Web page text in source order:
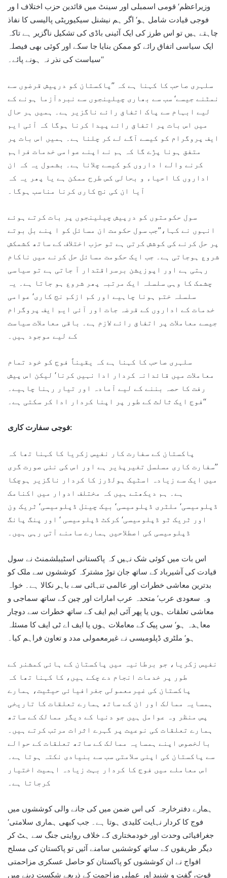
وزیراعظم‘ قومی اسمبلی اور سینٹ میں قائدین حزب اختلاف ا ور
فوجی قیادت شامل ہو‘ اگر ہم نیشنل سیکیوریٹی پالیسی کا نفاذ
چاہتے ہیں تو اس طرز کی ایک آئینی باڈی کی تشکیل ناگزیر ہے تاکہ
ایک سیاسی اتفاق رائے کو ممکن بنایا جا سکے اور کوئی بھی فیصلہ
سیاست کی نذر نہ ہونے پائے۔‘‘
سلہری صاحب کا کہنا ہے کہ ’’پاکستان کو درپیش قرضوں سے
نمٹنے جیسے‘ سب سے بھاری چیلینجوں سے نبردآزما ہونے کے
لیے ابہام سے پاک اتفاق رائے ناگزیر ہے۔ ہمیں ہر حال
میں اس بات پر اتفاق رائے پیدا کرنا ہوگا کہ آئی ایم
ایف پروگرام کو کیسے آگے لے کر چلنا ہے۔ ہمیں اس بات پر
متفق ہونا پڑے گا کہ ہم نے اپنے عوامی خدمات فراہم
کرنے والے ا داروں کو کیسے چلانا ہے۔ بشمول یہ کہ ان
اداروں کا احیاء و بحالی کس طرح ممکن ہے یا پھر یہ کہ
آیا ان کی نج کاری کرنا مناسب ہوگا۔
سول حکومتوں کو درپیش چیلینجوں پر بات کرتے ہوئے
انہوں نے کہا،’’جب سول حکومت ان مسائل کو ا پنے بل بوتے
پر حل کرنے کی کوشش کرتی ہے تو حزب اختلاف کے ساتھ کشمکش
شروع ہوجاتی ہے۔ جب ایک حکومت مسائل حل کرنے میں ناکام
رہتی ہے اور اپوزیشن برسراقتدار آ جاتی ہے تو سیاسی
چشمک کا وہی سلسلہ ایک مرتبہ پھر شروع ہو جاتا ہے۔ یہ
سلسلہ ختم ہونا چاہیے اور کم ازکم نج کاری‘ عوامی
خدمات کے اداروں کے قرضہ جات اور آئی ایم ایف پروگرام
جیسے معاملات پر اتفاق رائے لازم ہے۔ باقی معاملات سیاست
کے لیے موجود ہیں۔
سلہری صاحب کا کہنا ہے کہ یقیناً فوج کو خود تمام
معاملات میں قائدانہ کردار ادا نہیں کرنا‘ لیکن اس پیش
رفت کا حصہ بننے کے لیے آمادہ اور تیار رہنا چاہیے۔
فوج ایک ثالث کے طور پر اپنا کردار ادا کر سکتی ہے۔‘‘
فوجی سفارت کاری:
پاکستان کے سفارت کار نفیس زکریا کا کہنا تھا کہ
’’سفارت کاری مسلسل تغیرپذیر ہے اور اس کی نئی صورت گری
میں ایک سے زیادہ اسٹیک ہولڈرز کا کردار ناگزیر ہوچکا
ہے۔ ہم دیکھتے ہیں کہ مختلف ادوار میں اکنامک
ڈپلومیسی‘ ملٹری ڈپلومیسی‘ بیک چینل ڈپلومیسی‘ ٹریک ون
اور ٹریک ٹو ڈپلومیسی‘ کرکٹ ڈپلومیسی ‘ اور پنگ پانگ
ڈپلومیسی کی اصطلاحیں ہمارے سامنے آتی رہی ہیں۔
اس بات میں کوئی شک نہیں کہ پاکستانی اسٹیبلشمنٹ نے سول
قیادت کی آشیرباد کے ساتھ جان توڑ مشترکہ کوششوں سے ملک کو
بدترین معاشی خطرات اور عالمی تنہائی سے باہر نکالا ہے۔ خواہ
وہ سعودی عرب‘ متحدہ عرب امارات اور چین کے ساتھ سماجی و
معاشی تعلقات ہوں یا پھر آئی ایم ایف کے ساتھ خطرات سے دوچار
معاہدہ ہو‘ سی پیک کے معاملات ہوں یا ایف اے ٹی ایف کا مسئلہ
ہو‘ ملٹری ڈپلومیسی نے غیرمعمولی مدد و تعاون فراہم کیا۔
نفیس زکریا، جو برطانیہ میں پاکستان کے ہائی کمشنر کے
طور پر خدمات انجام دے چکے ہیں، کا کہنا تھا کہ
پاکستان کی غیرمعمولی جغرافیائی حیثیت، ہمارے
ہمسایہ ممالک اور ان کے ساتھ ہمارے تعلقات کا تاریخی
پس منظر وہ عوامل ہیں جو دنیا کے دیگر ممالک کے ساتھ
ہمارے تعلقات کی نوعیت پر گہرے اثرات مرتب کرتے ہیں۔
بالخصوص اپنے ہمسایہ ممالک کے ساتھ تعلقات کے حوالے
سے پاکستان کی اپنی سلامتی سب سے بنیادی نکتہ ہوتا ہے۔
اس معاملے میں فوج کا کردار بہت زیادہ اہمیت اختیار
کرجاتا ہے۔
ہمارے دفترخارجہ کی اس ضمن میں کی جانے والی کوششوں میں
فوج کا کردار نہایت کلیدی ہوتا ہے۔ جب کبھی ہماری سلامتی‘
جغرافیائی وحدت اور خودمختاری کے خلاف روایتی جنگ سے ہٹ کر
دیگر طریقوں کے ساتھ کوششیں سامنے آئیں تو پاکستان کی مسلح
افواج نے ان کوششوں کو پاکستان کو حاصل عسکری مزاحمتی
قوت، گفت و شنید اور عملی مزاحمت کے ذریعے شکست دینے میں